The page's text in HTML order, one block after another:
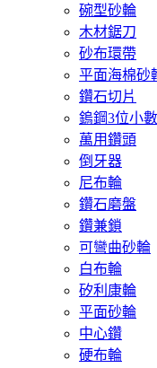
碗型砂輪
木材鋸刀
砂布環帶
平面海棉砂
鑽石切片
鎢鋼3位小
萬用鑽頭
倒牙器
尼布輪
鑽石磨盤
鑽兼鎖
可彎曲砂輪
白布輪
矽利康輪
平面砂輪
中心鑽
硬布輪